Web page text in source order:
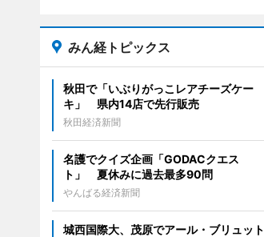
みん経トピックス
秋田で「いぶりがっこレアチーズケー
キ」 県内14店で先行販売
秋田経済新聞
名護でクイズ企画「GODACクエス
ト」 夏休みに過去最多90問
やんばる経済新聞
城西国際大、茂原でアール・ブリュット